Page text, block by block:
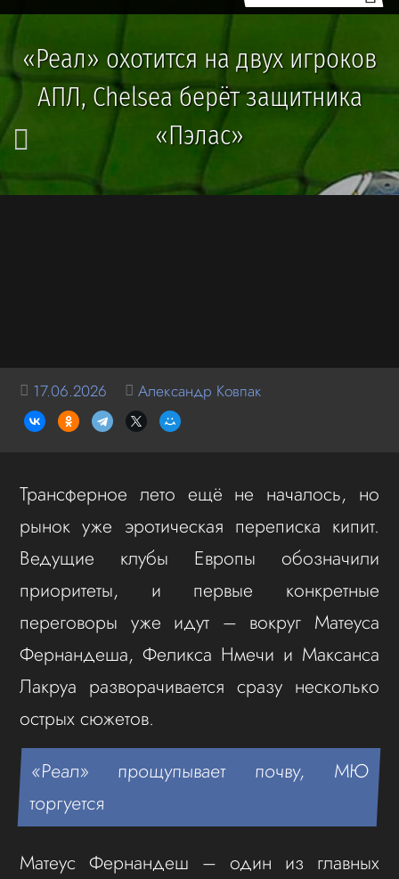
«Реал» охотится на двух игроков
АПЛ, Chelsea берёт защитника
«Пэлас»
17.06.2026 Александр Ковпак
Трансферное лето ещё не началось, но
рынок уже эротическая переписка кипит.
Ведущие клубы Европы обозначили
приоритеты, и первые конкретные
переговоры уже идут – вокруг Матеуса
Фернандеша, Феликса Нмечи и Максанса
Лакруа разворачивается сразу несколько
острых сюжетов.
«Реал» прощупывает почву, МЮ
торгуется
Матеус Фернандеш – один из главных